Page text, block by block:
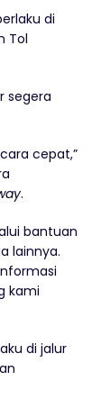
di
Tol
segera
cepat,”
.
bantuan
lainnya.
kami
di jalur